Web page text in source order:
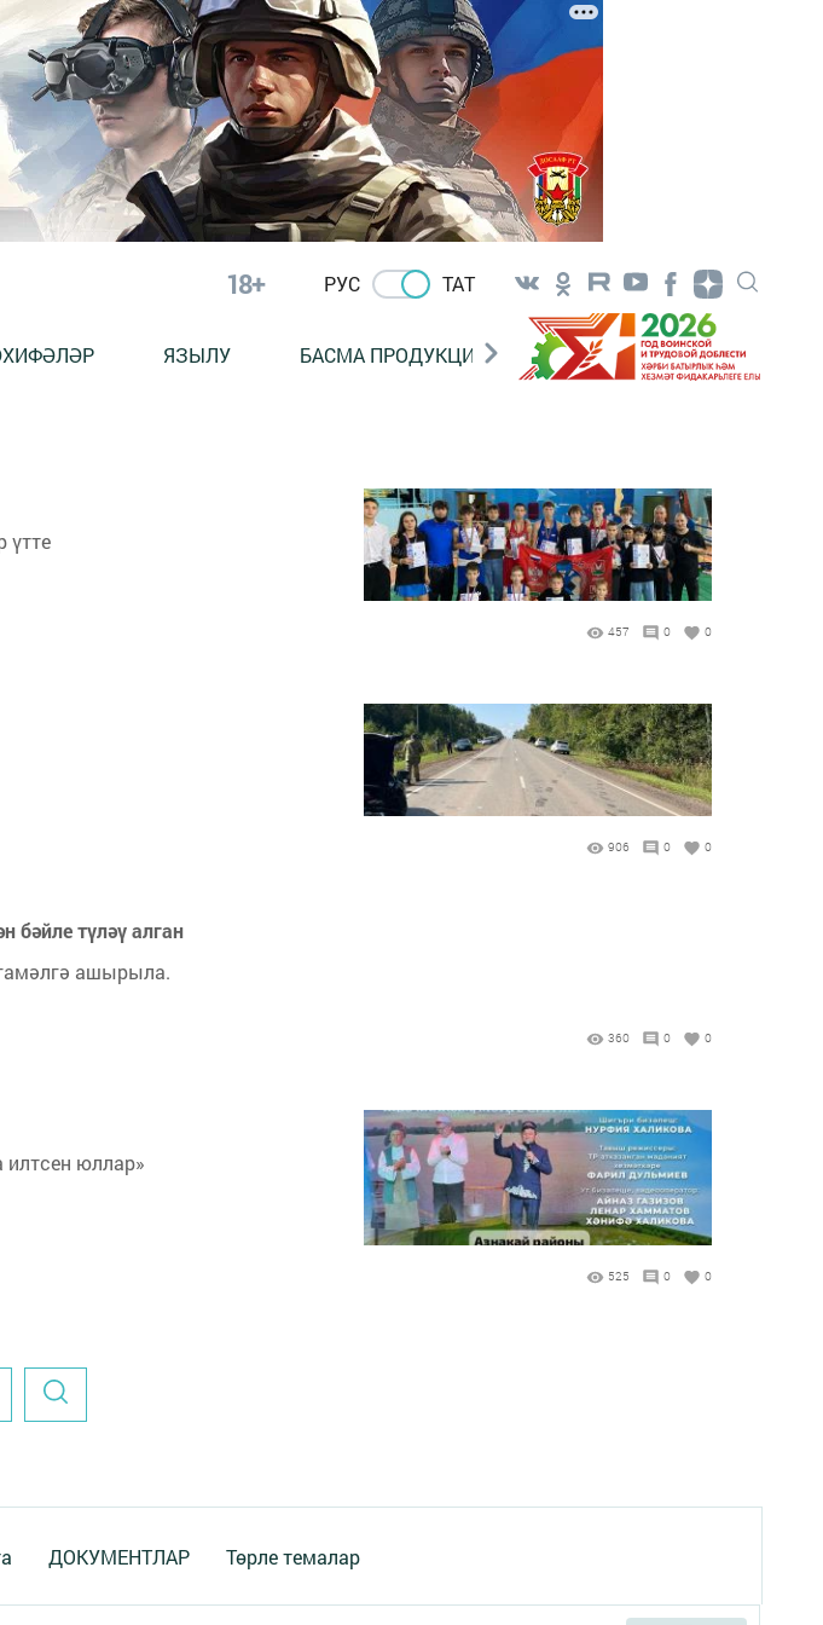
18+ РУС ТАТ
ЯЗЫЛУ БАСМА ПРОДУКЦИЯ САТУ «ГӨЛСТАН»
үтте
457 0 0
906 0 0
бәйле түләү алган
ашырыла.
360 0 0
илтсен юллар»
525 0 0
ДОКУМЕНТЛАР Төрле темалар